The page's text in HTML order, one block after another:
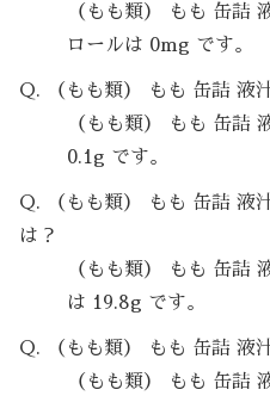
（もも類） もも 缶詰
ロールは 0mg です。
Q. （もも類） もも 缶詰 液
（もも類） もも 缶詰
0.1g です。
Q. （もも類） もも 缶詰 液
は？
（もも類） もも 缶詰
は 19.8g です。
Q. （もも類） もも 缶詰 液
（もも類） もも 缶詰